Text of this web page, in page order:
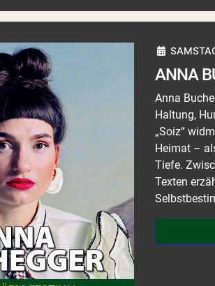
ANNA
Anna
Haltung,
„Soiz“
Heimat –
Tiefe.
Texten